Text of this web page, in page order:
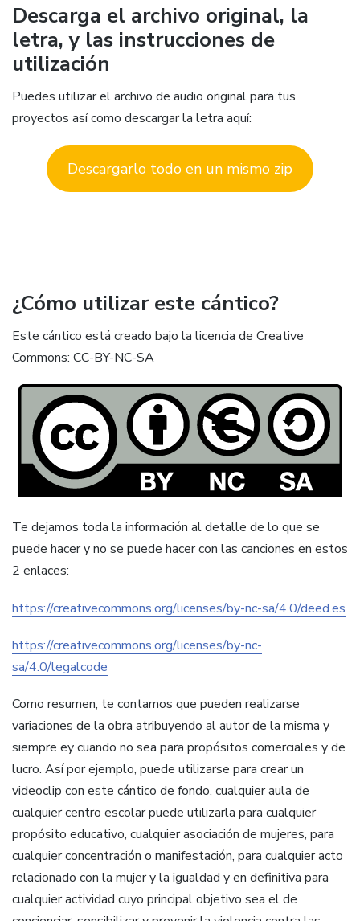
Descarga el archivo original, la
letra, y las instrucciones de
utilización
Puedes utilizar el archivo de audio original para tus
proyectos así como descargar la letra aquí:
Descargarlo todo en un mismo zip
¿Cómo utilizar este cántico?
Este cántico está creado bajo la licencia de Creative
Commons: CC-BY-NC-SA
Te dejamos toda la información al detalle de lo que se
puede hacer y no se puede hacer con las canciones en estos
2 enlaces:
https://creativecommons.org/licenses/by-nc-sa/4.0/deed.es
https://creativecommons.org/licenses/by-nc-
sa/4.0/legalcode
Como resumen, te contamos que pueden realizarse
variaciones de la obra atribuyendo al autor de la misma y
siempre ey cuando no sea para propósitos comerciales y de
lucro. Así por ejemplo, puede utilizarse para crear un
videoclip con este cántico de fondo, cualquier aula de
cualquier centro escolar puede utilizarla para cualquier
propósito educativo, cualquier asociación de mujeres, para
cualquier concentración o manifestación, para cualquier acto
relacionado con la mujer y la igualdad y en definitiva para
cualquier actividad cuyo principal objetivo sea el de